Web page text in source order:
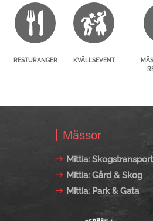
RESTURANGER KVÄLLSEVENT
Mässor
Mittia: Skogstransport
Mittia: Gård & Skog
Mittia: Park & Gata